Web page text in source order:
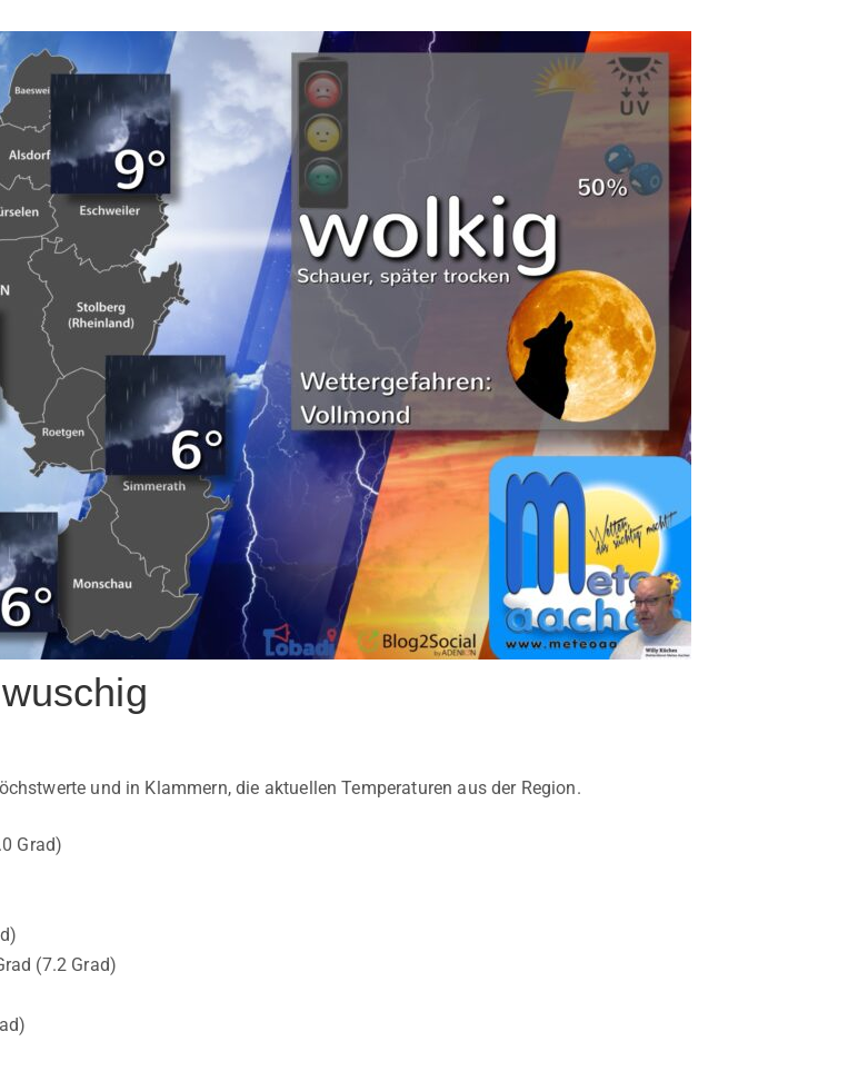
und in Klammern, die aktuellen Temperaturen aus der Region.
Grad)
(7.2 Grad)